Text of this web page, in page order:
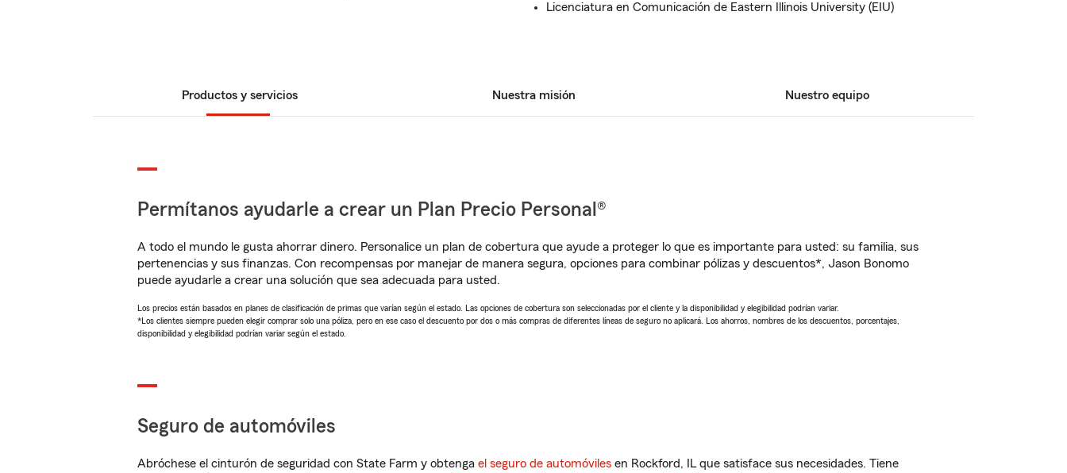
Licenciatura en Comunicación de Eastern Illinois University (EIU)
Productos y servicios Nuestra misión Nuestro equipo
Permítanos ayudarle a crear un Plan Precio Personal®
A todo el mundo le gusta ahorrar dinero. Personalice un plan de cobertura que ayude a proteger lo que es importante para usted: su familia, sus
pertenencias y sus finanzas. Con recompensas por manejar de manera segura, opciones para combinar pólizas y descuentos*, Jason Bonomo
puede ayudarle a crear una solución que sea adecuada para usted.
Los precios están basados en planes de clasificación de primas que varían según el estado. Las opciones de cobertura son seleccionadas por el cliente y la disponibilidad y elegibilidad podrían variar.
*Los clientes siempre pueden elegir comprar solo una póliza, pero en ese caso el descuento por dos o más compras de diferentes líneas de seguro no aplicará. Los ahorros, nombres de los descuentos, porcentajes,
disponibilidad y elegibilidad podrían variar según el estado.
Seguro de automóviles
Abróchese el cinturón de seguridad con State Farm y obtenga el seguro de automóviles en Rockford, IL que satisface sus necesidades. Tiene